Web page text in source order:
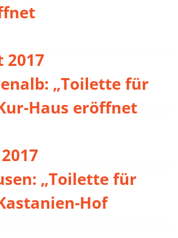
2017
„Toilette für
Haus eröffnet
„Toilette für
Hof